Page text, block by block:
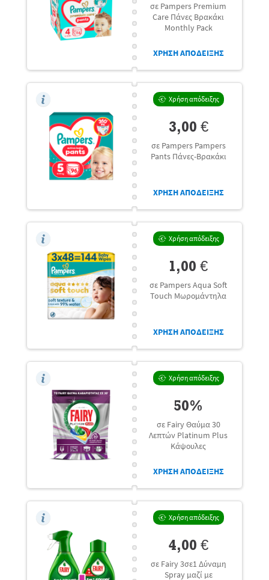
σε Pampers Premium
Care Πάνες Βρακάκι
Monthly Pack
ΧΡΗΣΗ ΑΠΟΔΕΙΞΗΣ
Χρήση απόδειξης
3,00 €
σε Pampers Pampers
Pants Πάνες-Βρακάκι
ΧΡΗΣΗ ΑΠΟΔΕΙΞΗΣ
Χρήση απόδειξης
1,00 €
σε Pampers Aqua Soft
Touch Μωρομάντηλα
ΧΡΗΣΗ ΑΠΟΔΕΙΞΗΣ
Χρήση απόδειξης
50%
σε Fairy Θαύμα 30
Λεπτών Platinum Plus
Κάψουλες
ΧΡΗΣΗ ΑΠΟΔΕΙΞΗΣ
Χρήση απόδειξης
4,00 €
σε Fairy 3σε1 Δύναμη
Spray μαζί με